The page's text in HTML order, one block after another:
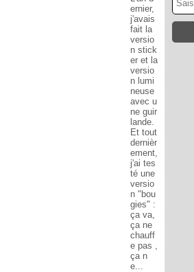
ernier,
j'avais
fait la
versio
n stick
er et la
versio
n lumi
neuse
avec u
ne guir
lande.
Et tout
dernièr
ement,
j'ai tes
té une
versio
n "bou
gies" :
ça va,
ça ne
chauff
e pas ,
ça n
e...